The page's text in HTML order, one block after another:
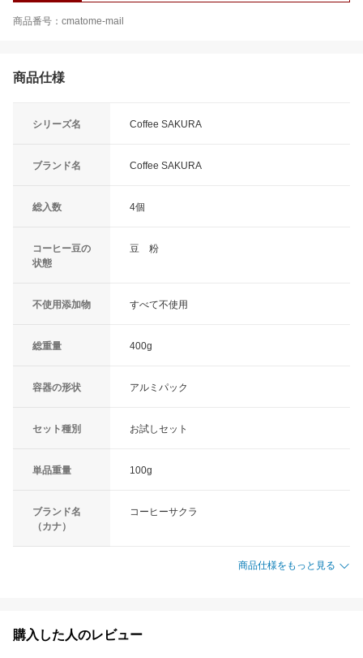
商品番号：cmatome-mail
商品仕様
シリーズ名 Coffee SAKURA
ブランド名 Coffee SAKURA
総入数 4個
コーヒー豆の
状態
豆 粉
不使用添加物 すべて不使用
総重量 400g
容器の形状 アルミパック
セット種別 お試しセット
単品重量 100g
ブランド名
（カナ）
コーヒーサクラ
商品仕様をもっと見る
購入した人のレビュー